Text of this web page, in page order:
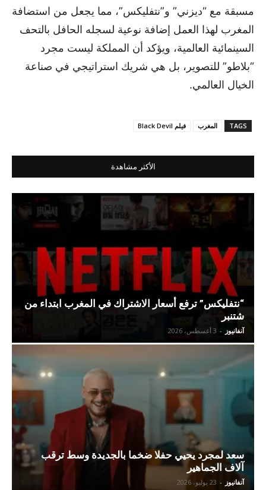
مسبقة مع “ديزني” و”نتفليكس”، مما يجعل من استضافة
المغرب لهذا العمل إضافة نوعية لسجله الحافل بالتحف
السينمائية العالمية، ويؤكد أن المملكة ليست مجرد
“بلاطو” للتصوير، بل هي شريك استراتيجي في صناعة
الخيال العالمي.
TAGS المغرب فيلم Black Devil
الأكثر مشاهدة
“نتفليكس” ترفع أسعار الاشتراك في المغرب ابتداء من
شتنبر
آنفانيوز - 3 أغسطس، 2026
سعد لمجرد يحيي حفلا ضخما بالجديدة وسط ترقب
آلاف الجماهير
آنفانيوز - 23 يوليو، 2026